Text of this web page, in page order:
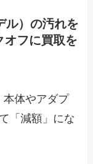
）の汚れを
オフに買取を
本体やアダプ
「減額」にな